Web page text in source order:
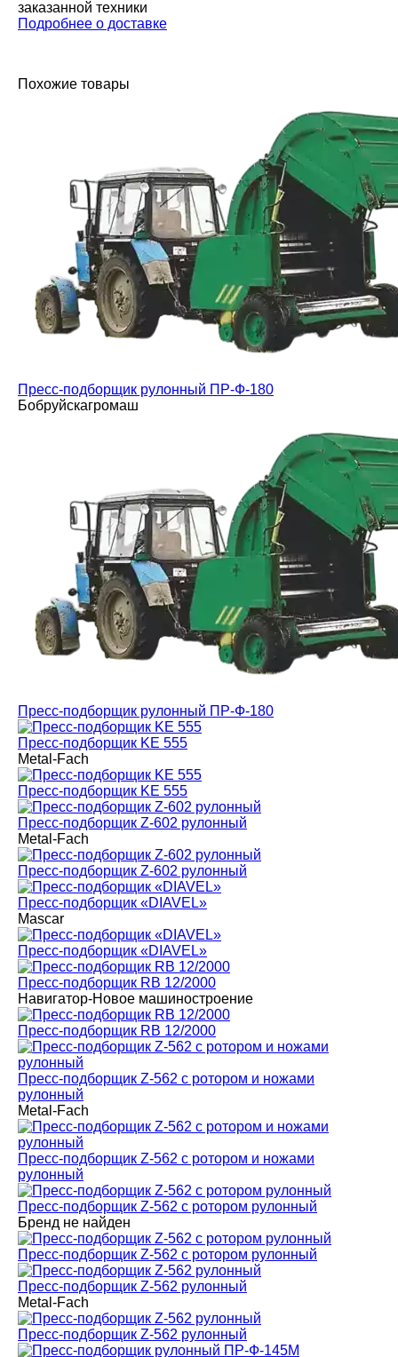
заказанной техники
Подробнее о доставке
Похожие товары
Пресс-подборщик рулонный ПР-Ф-180
Бобруйскагромаш
Пресс-подборщик рулонный ПР-Ф-180
Пресс-подборщик KE 555
Metal-Fach
Пресс-подборщик KE 555
Пресс-подборщик Z-602 рулонный
Metal-Fach
Пресс-подборщик Z-602 рулонный
Пресс-подборщик «DIAVEL»
Mascar
Пресс-подборщик «DIAVEL»
Пресс-подборщик RB 12/2000
Навигатор-Новое машиностроение
Пресс-подборщик RB 12/2000
Пресс-подборщик Z-562 с ротором и ножами
рулонный
Metal-Fach
Пресс-подборщик Z-562 с ротором и ножами
рулонный
Пресс-подборщик Z-562 с ротором рулонный
Бренд не найден
Пресс-подборщик Z-562 с ротором рулонный
Пресс-подборщик Z-562 рулонный
Metal-Fach
Пресс-подборщик Z-562 рулонный